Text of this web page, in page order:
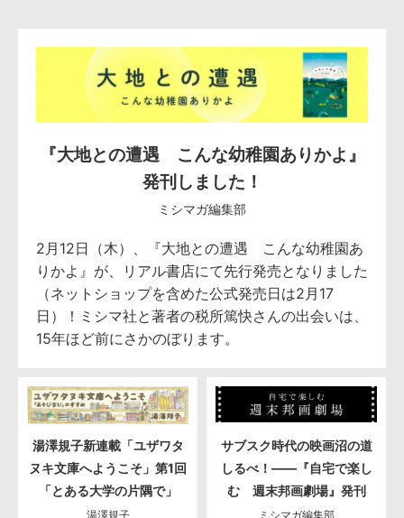
『大地との遭遇 こんな幼稚園ありかよ』
発刊しました！
ミシマガ編集部
2月12日（木）、『大地との遭遇 こんな幼稚園あ
りかよ』が、リアル書店にて先行発売となりました
（ネットショップを含めた公式発売日は2月17
日）！ミシマ社と著者の税所篤快さんの出会いは、
15年ほど前にさかのぼります。
湯澤規子新連載「ユザワタ
ヌキ文庫へようこそ」第1回
「とある大学の片隅で」
湯澤規子
サブスク時代の映画沼の道
しるべ！――『自宅で楽し
む 週末邦画劇場』発刊
ミシマガ編集部